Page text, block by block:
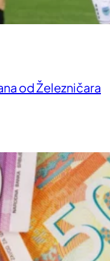
od Železničara